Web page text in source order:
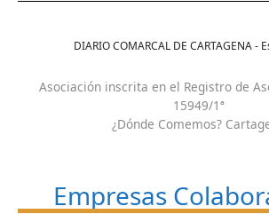
DIARIO COMARCAL DE CARTAGENA -
Asociación inscrita en el Registro de
15949/1ª
¿Dónde Comemos?
Empresas